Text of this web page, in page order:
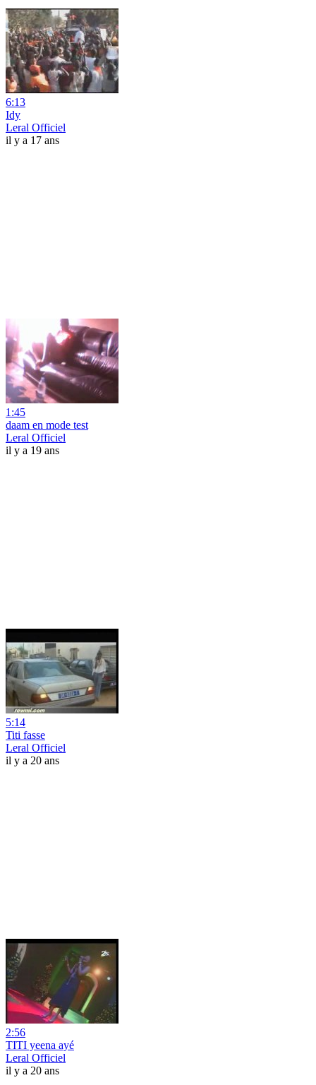
6:13
Idy
Leral Officiel
il y a 17 ans
1:45
daam en mode test
Leral Officiel
il y a 19 ans
5:14
Titi fasse
Leral Officiel
il y a 20 ans
2:56
TITI yeena ayé
Leral Officiel
il y a 20 ans